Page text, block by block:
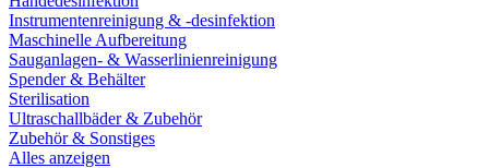
Instrumentenreinigung & -desinfektion
Maschinelle Aufbereitung
Sauganlagen- & Wasserlinienreinigung
Spender & Behälter
Sterilisation
Ultraschallbäder & Zubehör
Zubehör & Sonstiges
Alles anzeigen